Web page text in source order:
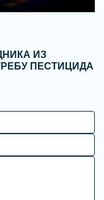
ИЗ
ПЕСТИЦИДА